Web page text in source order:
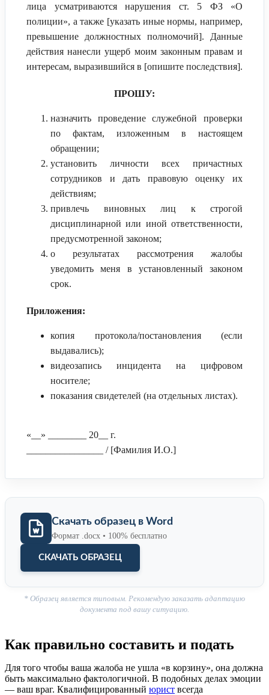
лица усматриваются нарушения ст. 5 ФЗ «О
полиции», а также [указать иные нормы, например,
превышение должностных полномочий]. Данные
действия нанесли ущерб моим законным правам и
интересам, выразившийся в [опишите последствия].
ПРОШУ:
назначить проведение служебной проверки
по фактам, изложенным в настоящем
обращении;
установить личности всех причастных
сотрудников и дать правовую оценку их
действиям;
привлечь виновных лиц к строгой
дисциплинарной или иной ответственности,
предусмотренной законом;
о результатах рассмотрения жалобы
уведомить меня в установленный законом
срок.
Приложения:
копия протокола/постановления (если
выдавались);
видеозапись инцидента на цифровом
носителе;
показания свидетелей (на отдельных листах).
«__» ________ 20__ г.
________________ / [Фамилия И.О.]
Скачать образец в Word
Формат .docx • 100% бесплатно
СКАЧАТЬ ОБРАЗЕЦ
* Образец является типовым. Рекомендую заказать адаптацию
документа под вашу ситуацию.
Как правильно составить и подать
Для того чтобы ваша жалоба не ушла «в корзину», она должна
быть максимально фактологичной. В подобных делах эмоции
— ваш враг. Квалифицированный юрист всегда